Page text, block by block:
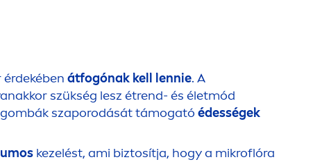
átfogónak kell lennie. A
szükség lesz étrend- és életmód
szaporodását támogató édességek
kezelést, ami biztosítja, hogy a mikroflóra